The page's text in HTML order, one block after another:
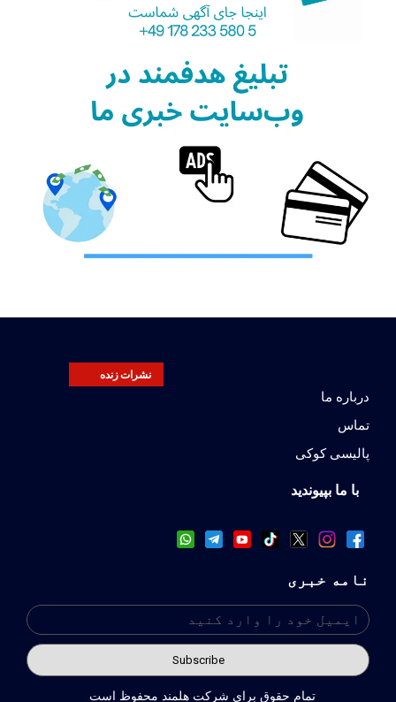
نشرات زنده
درباره ما
تماس
پالیسی کوکی
با ما بپیوندید
نامه خبری
تمام حقوق براي شركت هلمند محفوظ است